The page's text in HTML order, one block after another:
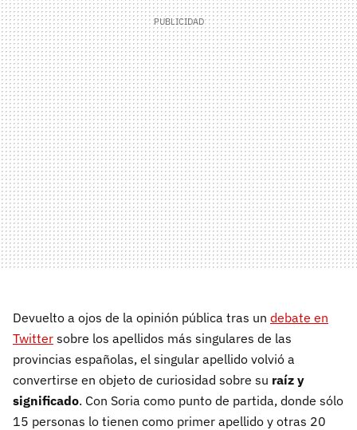
Devuelto a ojos de la opinión pública tras un debate en
Twitter sobre los apellidos más singulares de las
provincias españolas, el singular apellido volvió a
convertirse en objeto de curiosidad sobre su raíz y
significado. Con Soria como punto de partida, donde sólo
15 personas lo tienen como primer apellido y otras 20